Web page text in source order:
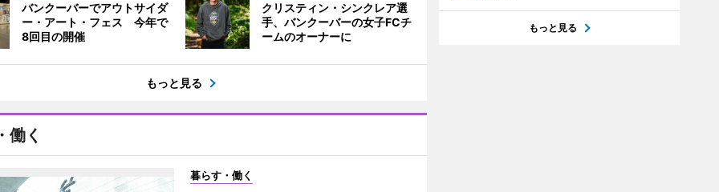
バンクーバーでアウトサイダ
ー・アート・フェス 今年で
8回目の開催
クリスティン・シンクレア選
手、バンクーバーの女子FCチ
ームのオーナーに
もっと見る
働く
暮らす・働く
もっと見る